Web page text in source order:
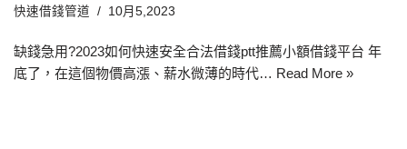
快速借錢管道 10月5,2023
缺錢急用?2023如何快速安全合法借錢ptt推薦小額借錢平台 年
底了，在這個物價高漲、薪水微薄的時代… Read More »